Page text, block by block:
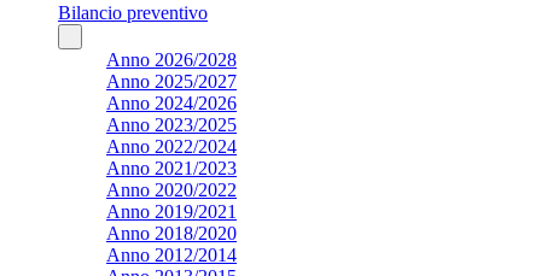
Bilancio preventivo
Anno 2026/2028
Anno 2025/2027
Anno 2024/2026
Anno 2023/2025
Anno 2022/2024
Anno 2021/2023
Anno 2020/2022
Anno 2019/2021
Anno 2018/2020
Anno 2012/2014